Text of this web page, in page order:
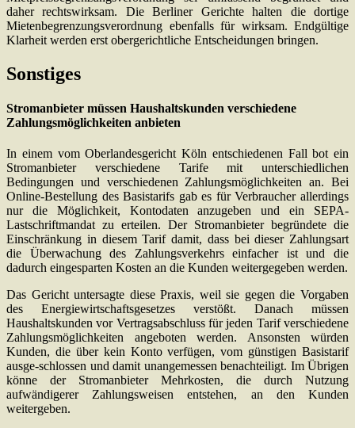
daher rechtswirksam. Die Berliner Gerichte halten die dortige
Mietenbegrenzungsverordnung ebenfalls für wirksam. Endgültige
Klarheit werden erst obergerichtliche Entscheidungen bringen.
Sonstiges
Stromanbieter müssen Haushaltskunden verschiedene
Zahlungsmöglichkeiten anbieten
In einem vom Oberlandesgericht Köln entschiedenen Fall bot ein
Stromanbieter verschiedene Tarife mit unterschiedlichen
Bedingungen und verschiedenen Zahlungsmöglichkeiten an. Bei
Online-Bestellung des Basistarifs gab es für Verbraucher allerdings
nur die Möglichkeit, Kontodaten anzugeben und ein SEPA-
Lastschriftmandat zu erteilen. Der Stromanbieter begründete die
Einschränkung in diesem Tarif damit, dass bei dieser Zahlungsart
die Überwachung des Zahlungsverkehrs einfacher ist und die
dadurch eingesparten Kosten an die Kunden weitergegeben werden.
Das Gericht untersagte diese Praxis, weil sie gegen die Vorgaben
des Energiewirtschaftsgesetzes verstößt. Danach müssen
Haushaltskunden vor Vertragsabschluss für jeden Tarif verschiedene
Zahlungsmöglichkeiten angeboten werden. Ansonsten würden
Kunden, die über kein Konto verfügen, vom günstigen Basistarif
ausge-schlossen und damit unangemessen benachteiligt. Im Übrigen
könne der Stromanbieter Mehrkosten, die durch Nutzung
aufwändigerer Zahlungsweisen entstehen, an den Kunden
weitergeben.